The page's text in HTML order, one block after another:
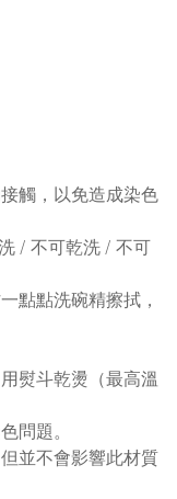
觸，以免造成染色
/ 不可乾洗 / 不可
點點洗碗精擦拭，
熨斗乾燙（最高溫
問題。
並不會影響此材質